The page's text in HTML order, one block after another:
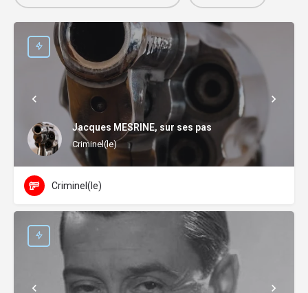
Jacques MESRINE, sur ses pas
Criminel(le)
Criminel(le)